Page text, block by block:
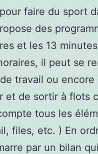
faire du sport
des
et les 13
il peut se
travail ou
et de sortir à flots
tous les
files, etc. ) En
par un bilan